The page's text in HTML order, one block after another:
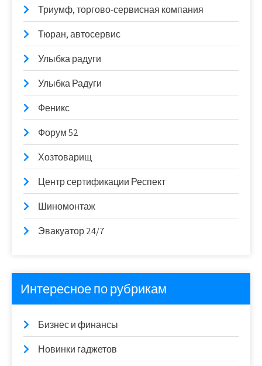
Триумф, торгово-сервисная компания
Тюран, автосервис
Улыбка радуги
Улыбка Радуги
Феникс
Форум 52
Хозтоварищ
Центр сертификации Респект
Шиномонтаж
Эвакуатор 24/7
Интересное по рубрикам
Бизнес и финансы
Новинки гаджетов